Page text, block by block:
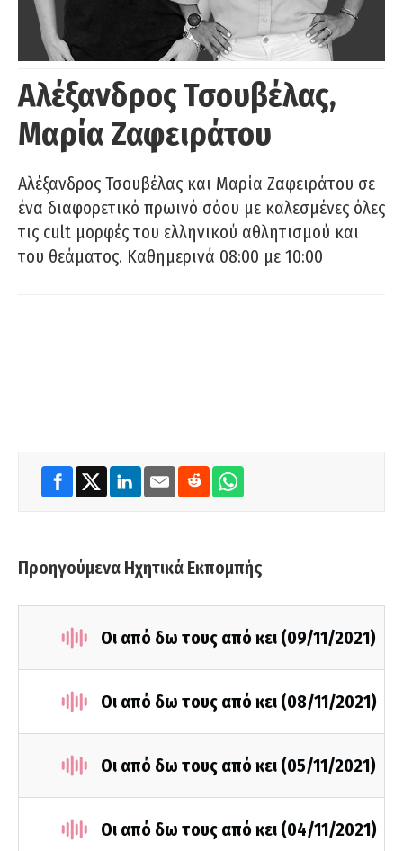
Αλέξανδρος Τσουβέλας,
Μαρία Ζαφειράτου
Αλέξανδρος Τσουβέλας και Μαρία Ζαφειράτου σε
ένα διαφορετικό πρωινό σόου με καλεσμένες όλες
τις cult μορφές του ελληνικού αθλητισμού και
του θεάματος. Καθημερινά 08:00 με 10:00
Προηγούμενα Ηχητικά Εκπομπής
Οι από δω τους από κει (09/11/2021)
Οι από δω τους από κει (08/11/2021)
Οι από δω τους από κει (05/11/2021)
Οι από δω τους από κει (04/11/2021)